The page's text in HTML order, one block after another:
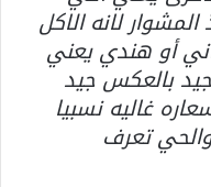
لانه الاكل
أو هندي يعني
بالعكس جيد
غاليه نسبيا
تعرف